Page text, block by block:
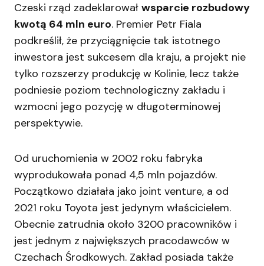
Czeski rząd zadeklarował wsparcie rozbudowy
kwotą 64 mln euro. Premier Petr Fiala
podkreślił, że przyciągnięcie tak istotnego
inwestora jest sukcesem dla kraju, a projekt nie
tylko rozszerzy produkcję w Kolinie, lecz także
podniesie poziom technologiczny zakładu i
wzmocni jego pozycję w długoterminowej
perspektywie.
Od uruchomienia w 2002 roku fabryka
wyprodukowała ponad 4,5 mln pojazdów.
Początkowo działała jako joint venture, a od
2021 roku Toyota jest jedynym właścicielem.
Obecnie zatrudnia około 3200 pracowników i
jest jednym z największych pracodawców w
Czechach Środkowych. Zakład posiada także